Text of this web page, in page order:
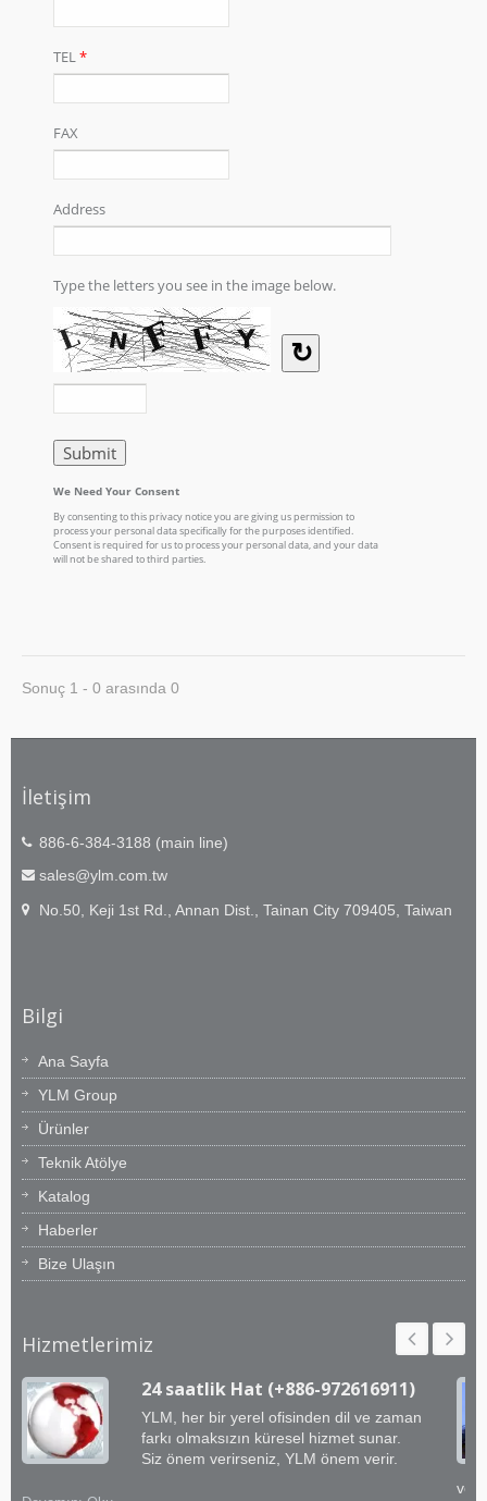
Sonuç 1 - 0 arasında 0
İletişim
886-6-384-3188 (main line)
sales@ylm.com.tw
No.50, Keji 1st Rd., Annan Dist., Tainan City 709405, Taiwan
Bilgi
Ana Sayfa
YLM Group
Ürünler
Teknik Atölye
Katalog
Haberler
Bize Ulaşın
Hizmetlerimiz
24 saatlik Hat (+886-972616911)
YLM, her bir yerel ofisinden dil ve zaman
farkı olmaksızın küresel hizmet sunar.
Siz önem verirseniz, YLM önem verir.
ve